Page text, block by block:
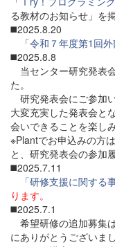
る教材のお知らせ」を
◼️2025.8.20
「令和７年度第1回
◼️2025.8.8
当センター研究発表
た。
研究発表会にご参加
大変充実した発表会と
会いできることを楽し
※Plantでお申込みの方
と、研究発表会の参加
◼️2025.7.11
「研修支援に関す
ります。
◼️2025.7.1
希望研修の追加募集
にありがとうございま